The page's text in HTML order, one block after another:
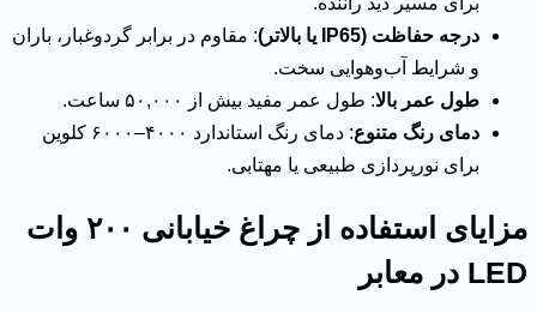
درجه حفاظت (IP65 یا بالاتر)
: مقاوم در برابر گردوغبار، باران
و شرایط آب‌وهوایی سخت.
طول عمر بالا: طول عمر مفید بیش از ۵۰,۰۰۰ ساعت.
دمای رنگ متنوع
: دمای رنگ استاندارد ۴۰۰۰–۶۰۰۰ کلوین
برای نورپردازی طبیعی یا مهتابی.
مزایای استفاده از چراغ خیابانی ۲۰۰ وات
LED در معابر